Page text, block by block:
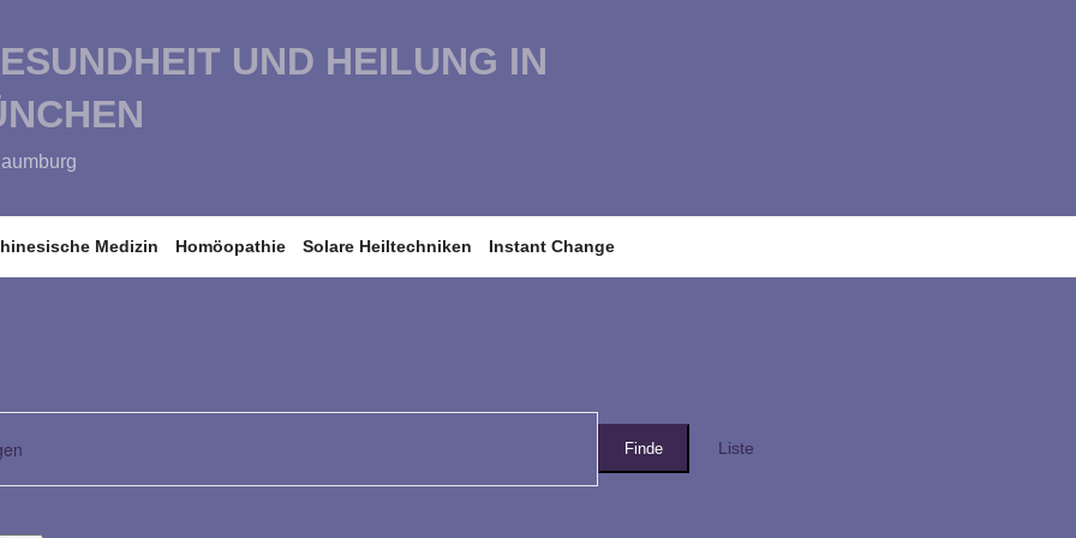
UND HEILUNG IN
Medizin Homöopathie Solare Heiltechniken Instant Change
Finde
Ansichten-
Liste